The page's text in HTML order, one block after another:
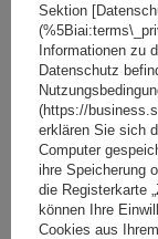
LED-Lampen
Sektion
Informationen zu
Datenschutz
(https://
erklären Sie sich
Computer
ihre Speicherung
die Registerkarte
können Ihre
Cookies aus